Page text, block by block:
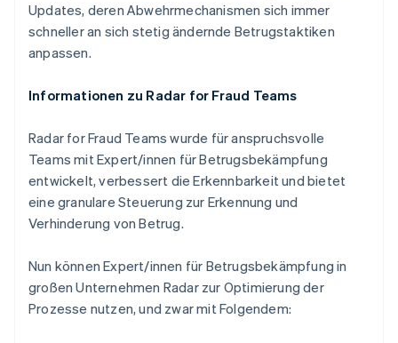
Updates, deren Abwehrmechanismen sich immer
schneller an sich stetig ändernde Betrugstaktiken
anpassen.
Informationen zu Radar for Fraud Teams
Radar for Fraud Teams wurde für anspruchsvolle
Teams mit Expert/innen für Betrugsbekämpfung
entwickelt, verbessert die Erkennbarkeit und bietet
eine granulare Steuerung zur Erkennung und
Verhinderung von Betrug.
Nun können Expert/innen für Betrugsbekämpfung in
großen Unternehmen Radar zur Optimierung der
Prozesse nutzen, und zwar mit Folgendem:
Australien
English
Belgien
Nederlands FrançaisDeutsch
PortuguêsEnglish
Bulgarien
English
Dänemark